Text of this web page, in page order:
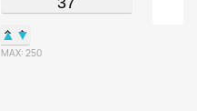
▲ ▼
MAX: 250